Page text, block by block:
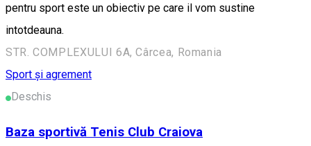
pentru sport este un obiectiv pe care il vom sustine
intotdeauna.
STR. COMPLEXULUI 6A, Cârcea, Romania
Sport și agrement
Deschis
Baza sportivă Tenis Club Craiova